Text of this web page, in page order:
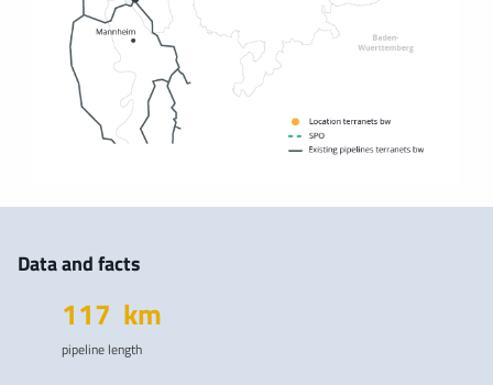
Data and facts
117 km
pipeline length